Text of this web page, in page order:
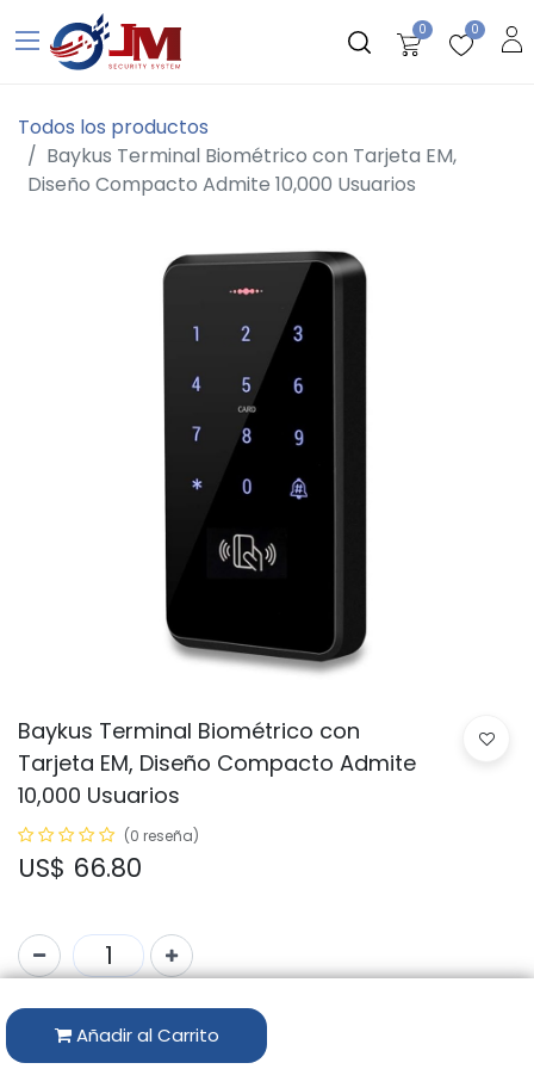
0 0
Todos los productos
Baykus Terminal Biométrico con Tarjeta EM,
Diseño Compacto Admite 10,000 Usuarios
Baykus Terminal Biométrico con
Tarjeta EM, Diseño Compacto Admite
10,000 Usuarios
(0 reseña)
US$ 66.80
Añadir al Carrito
Solo 22 Uds. disponibles.